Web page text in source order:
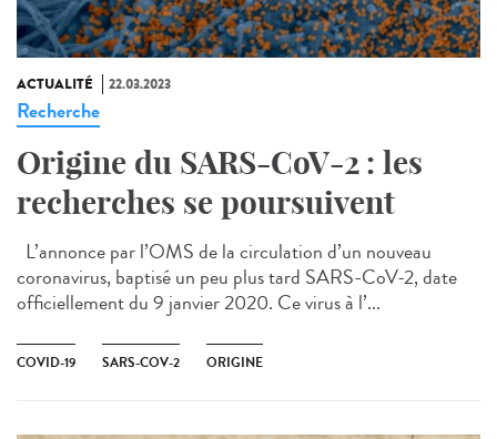
ACTUALITÉ 22.03.2023
Recherche
Origine du SARS-CoV-2 : les
recherches se poursuivent
L’annonce par l’OMS de la circulation d’un nouveau
coronavirus, baptisé un peu plus tard SARS-CoV-2, date
officiellement du 9 janvier 2020. Ce virus à l’...
COVID-19 SARS-COV-2 ORIGINE